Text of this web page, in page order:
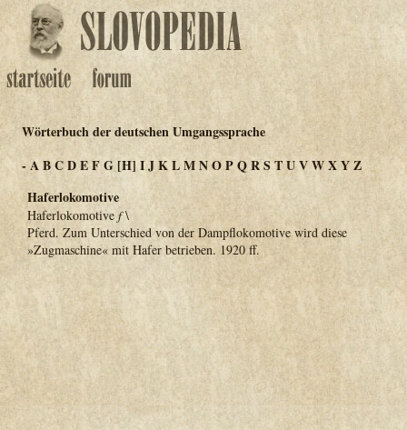
Wörterbuch der deutschen Umgangssprache
-ABCDEFG [H] IJKLMNOPQRSTUVWXYZ
Haferlokomotive
Haferlokomotive f\
Pferd. Zum Unterschied von der Dampflokomotive wird diese
»Zugmaschine« mit Hafer betrieben. 1920 ff.